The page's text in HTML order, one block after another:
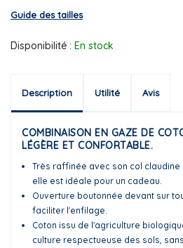
Guide des tailles
Disponibilité : En stock
Description Utilité Avis
COMBINAISON EN GAZE DE
LÉGÈRE ET CONFORTABLE.
Très raffinée avec son col claudine
elle est idéale pour un cadeau.
Ouverture boutonnée devant sur
faciliter l'enfilage.
Coton issu de l'agriculture
culture respectueuse des sols, sans